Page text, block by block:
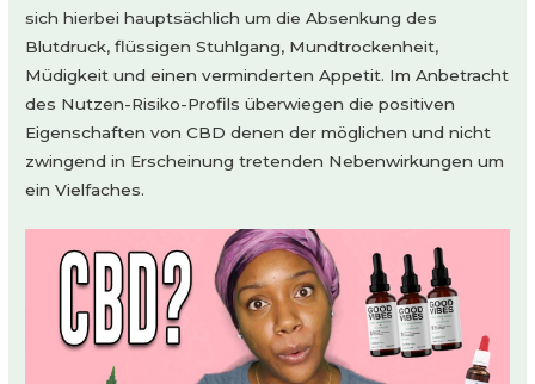
sich hierbei hauptsächlich um die Absenkung des
Blutdruck, flüssigen Stuhlgang, Mundtrockenheit,
Müdigkeit und einen verminderten Appetit. Im Anbetracht
des Nutzen-Risiko-Profils überwiegen die positiven
Eigenschaften von CBD denen der möglichen und nicht
zwingend in Erscheinung tretenden Nebenwirkungen um
ein Vielfaches.